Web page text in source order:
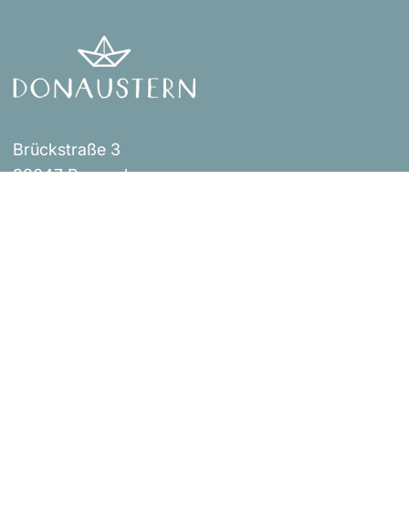
Brückstraße 3
93047 Regensburg